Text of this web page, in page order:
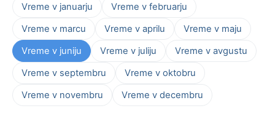
Vreme v januarju
Vreme v februarju
Vreme v marcu
Vreme v aprilu
Vreme v maju
Vreme v juniju
Vreme v juliju
Vreme v avgustu
Vreme v septembru
Vreme v oktobru
Vreme v novembru
Vreme v decembru